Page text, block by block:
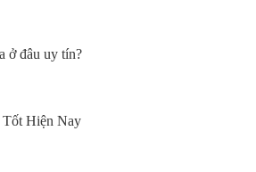
ở đâu uy tín?
Hiện Nay